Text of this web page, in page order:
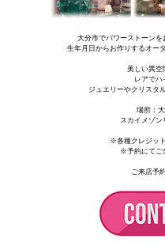
大分市でパワーストーンを
生年月日からお作りするオー
美しい異空
レアでハ
ジュエリーやクリスタ
場所：
スカイメゾ
※各種クレジッ
※予約にてご
ご来店予